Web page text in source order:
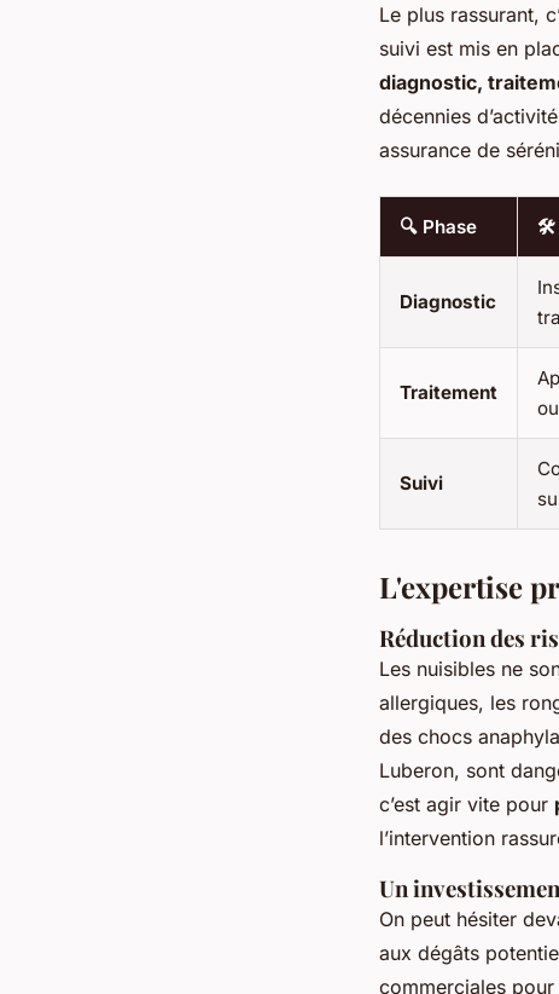
Le plus rassurant,
suivi est mis en
diagnostic,
décennies
assurance de
🔍 Phase 🛠️
Diagnostic
Traitement
Suivi
L'expertise
Réduction des
Les nuisibles ne
allergiques, les
des chocs
Luberon, sont
c’est agir vite pour
l’intervention
Un
On peut hésiter
aux dégâts
commerciales